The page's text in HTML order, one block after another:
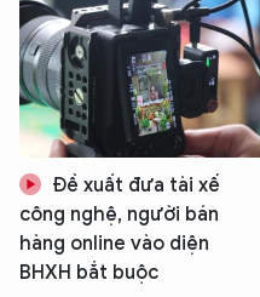
Đề xuất đưa tài xế
công nghệ, người bán
hàng online vào diện
BHXH bắt buộc